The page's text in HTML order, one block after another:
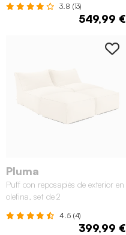
3.8 (13)
549,99 €
Pluma
Puff con reposapiés de exterior en
olefina, set de 2
4.5 (4)
399,99 €